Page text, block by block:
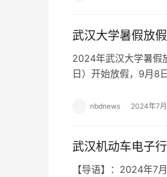
武汉大学暑假放
2024年武汉大学暑假
日）开始放假，9月8
nbdnews 2024年7月
武汉机动车电子
【导语】：2024年7